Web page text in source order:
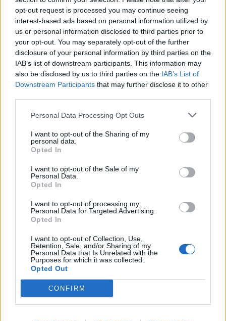
opt-out request is processed you may continue seeing
interest-based ads based on personal information utilized by
us or personal information disclosed to third parties prior to
your opt-out. You may separately opt-out of the further
disclosure of your personal information by third parties on the
IAB’s list of downstream participants. This information may
also be disclosed by us to third parties on the IAB’s List of
Downstream Participants that may further disclose it to other
Personal Data Processing Opt Outs
I want to opt-out of the Sharing of my
personal data.
Opted In
I want to opt-out of the Sale of my
Personal Data.
Opted In
I want to opt-out of processing my
Personal Data for Targeted Advertising.
Opted In
I want to opt-out of Collection, Use,
Retention, Sale, and/or Sharing of my
Personal Data that Is Unrelated with the
Purposes for which it was collected.
Opted Out
CONFIRM
Deseu el meu nom, el correu electrònic i el lloc web en
aquest navegador per a la propera vegada que comenti.
ÚLTIMES NOTÍCIES
L’Ajuntament de Tortosa amplia el